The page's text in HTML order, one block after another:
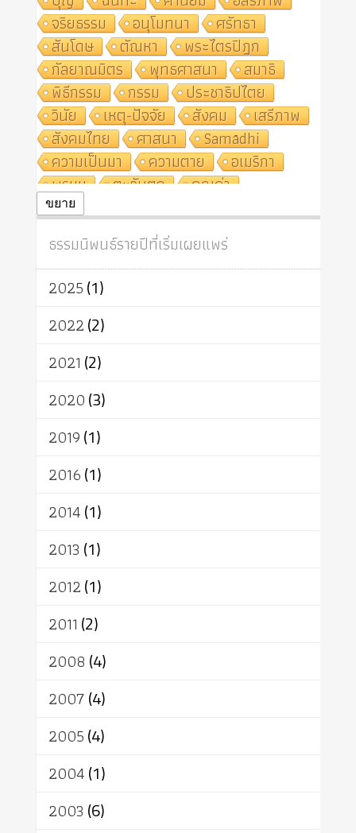
จริยธรรม
อนุโมทนา
ศรัทธา
สันโดษ
ตัณหา
พระไตรปิฎก
กัลยาณมิตร
พุทธศาสนา
สมาธิ
พิธีกรรม
กรรม
ประชาธิปไตย
วินัย
เหตุ-ปัจจัย สังคม
เสรีภาพ
สังคมไทย
ศาสนา
Samādhi
ความเป็นมา
ความตาย
อเมริกา
พรหม
ตะวันตก
คุณค่า
ปฏิจจสมุปบาท
ศาสนาประจำชาติ
อินเดีย
ผู้บริโภค
ธรรมาธิปไตย
จักร
การแยกรัฐกับศาสนา
ธรรมชาติ
เทคโนโลยี
สิทธิ
พุทธบริษัท
อัตถะ
เทวดา
ขยาย
ธรรมนิพนธ์รายปีที่เริ่มเผยแพร่
2025(1)
2022(2)
2021 (2)
2020(3)
2019(1)
2016(1)
2014(1)
2013 (1)
2012(1)
2011 (2)
2008 (4)
2007(4)
2005(4)
2004(1)
2003 (6)